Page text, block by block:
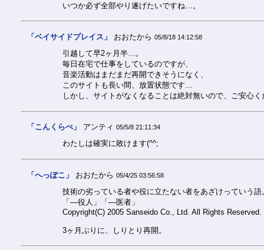
いつか必ず全部やり遂げたいですね…。
「ベイサイドプレイス」 おおたから 05/8/18 14:12:58
引越して早2ヶ月半…。
毎日在宅で仕事をしているのですが、
音楽活動はまだまだ再開できそうになく、
このサイトも長い間、放置状態です…
しかし、サイトがなくなることは絶対無いので、ご安心く
「こんくらべ」 アンティ 05/5/8 21:11:34
わたしは確実に敗けます(^^;
「へっぽこ」 おおたから 05/4/25 03:56:58
技術の劣っている者や役に立たない者をあざけっていう語
「―役人」「―医者」
Copyright(C) 2005 Sanseido Co., Ltd. All Rights Reserved.
3ヶ月ぶりに、しりとり再開。